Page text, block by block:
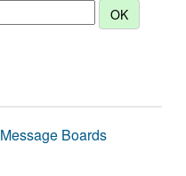
Message Boards